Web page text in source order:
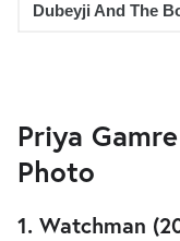
Dubeyji And The
Priya
Photo
1. Watchman